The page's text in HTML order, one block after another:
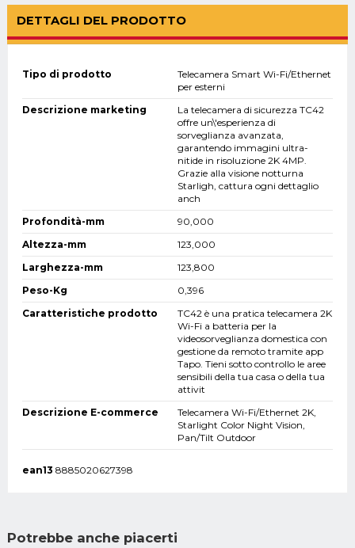
DETTAGLI DEL PRODOTTO
Tipo di prodotto
Telecamera Smart Wi-Fi/Ethernet
per esterni
Descrizione marketing
La telecamera di sicurezza TC42
offre un\'esperienza di
sorveglianza avanzata,
garantendo immagini ultra-
nitide in risoluzione 2K 4MP.
Grazie alla visione notturna
Starligh, cattura ogni dettaglio
anch
Profondità-mm
90,000
Altezza-mm
123,000
Larghezza-mm
123,800
Peso-Kg
0,396
Caratteristiche prodotto
TC42 è una pratica telecamera 2K
Wi-Fi a batteria per la
videosorveglianza domestica con
gestione da remoto tramite app
Tapo. Tieni sotto controllo le aree
sensibili della tua casa o della tua
attivit
Descrizione E-commerce
Telecamera Wi-Fi/Ethernet 2K,
Starlight Color Night Vision,
Pan/Tilt Outdoor
ean13 8885020627398
Potrebbe anche piacerti